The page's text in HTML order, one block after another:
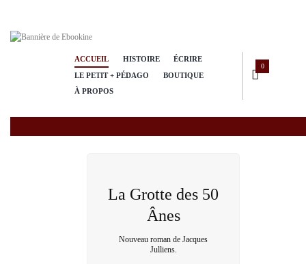
ACCUEIL HISTOIRE
ÉCRIRE
LE PETIT + PÉDAGO
BOUTIQUE
À PROPOS
0
La Grotte des 50
Ânes
Nouveau roman de Jacques
Julliens.